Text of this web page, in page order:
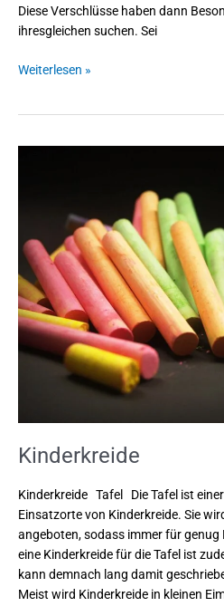
Diese Verschlüsse haben dann
ihresgleichen suchen. Sei
Weiterlesen »
Kinderkreide
Kinderkreide Tafel Die Tafel ist
Einsatzorte von Kinderkreide. Sie
angeboten, sodass immer für
eine Kinderkreide für die Tafel ist
kann demnach lang damit
Meist wird Kinderkreide in kleinen